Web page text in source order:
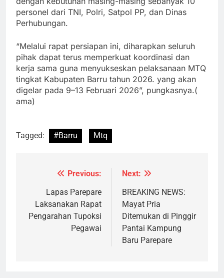
personel dari TNI, Polri, Satpol PP, dan Dinas
Perhubungan.
“Melalui rapat persiapan ini, diharapkan seluruh
pihak dapat terus memperkuat koordinasi dan
kerja sama guna menyukseskan pelaksanaan MTQ
tingkat Kabupaten Barru tahun 2026. yang akan
digelar pada 9–13 Februari 2026”, pungkasnya.(
ama)
Tagged: #Barru Mtq
NavigasiPrevious:
Lapas Parepare
Laksanakan Rapat
Pengarahan Tupoksi
Pegawai
Next:
BREAKING NEWS:
Mayat Pria
Ditemukan di Pinggir
Pantai Kampung
Baru Parepare